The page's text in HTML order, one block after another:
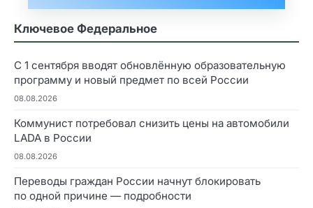
Ключевое Федеральное
С 1 сентября вводят обновлённую образовательную
программу и новый предмет по всей России
08.08.2026
Коммунист потребовал снизить цены на автомобили
LADA в России
08.08.2026
Переводы граждан России начнут блокировать
по одной причине — подробности